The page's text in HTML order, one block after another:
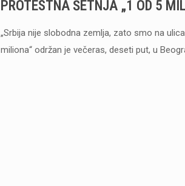
PROTESTNA ŠETNJA „1 OD 5
„Srbija nije slobodna zemlja, zato smo na
miliona“ održan je večeras, deseti put, u